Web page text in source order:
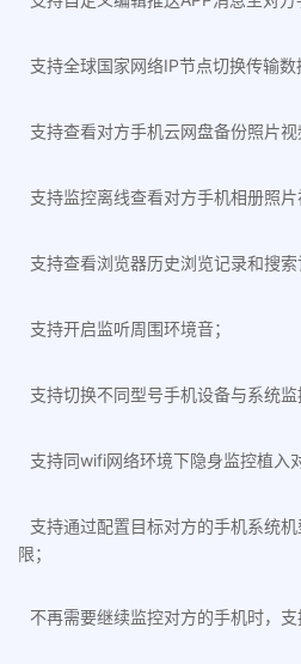
支持全球国家网络IP节点切换传输数
支持查看对方手机云网盘备份照片视
支持监控离线查看对方手机相册照片
支持查看浏览器历史浏览记录和搜索
支持开启监听周围环境音；
支持切换不同型号手机设备与系统监
支持同wifi网络环境下隐身监控植入
支持通过配置目标对方的手机系统
限；
不再需要继续监控对方的手机时，支